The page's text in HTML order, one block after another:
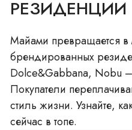
РЕЗИДЕНЦИИ
Майами превращается
брендированных
Dolce&Gabbana, Nobu –
Покупатели
стиль жизни. Узнайте,
сейчас в топе.